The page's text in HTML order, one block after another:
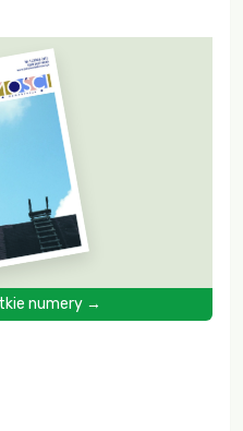
numery →